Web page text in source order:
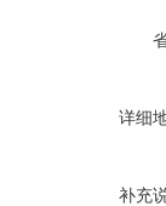
详细
补充